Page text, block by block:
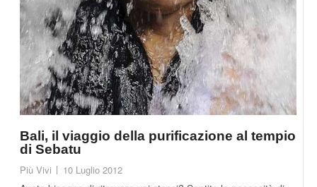
Bali, il viaggio della purificazione al tempio
di Sebatu
Più Vivi 10 Luglio 2012